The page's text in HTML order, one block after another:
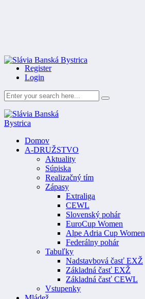
Register
Login
Domov
A-DRUŽSTVO
Aktuality
Súpiska
Realizačný tím
Zápasy
Extraliga
CEWL
Slovenský pohár
EuroCup Women
Alpe Adria Cup Women
Federálny pohár
Tabuľky
Nadstavbová časť EXŽ
Základná časť EXŽ
Základná časť CEWL
Vstupenky